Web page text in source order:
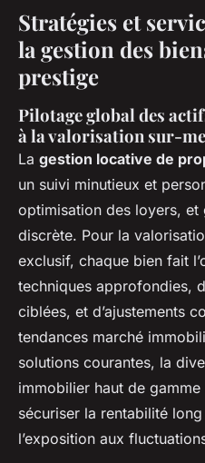
Stratégies et
la gestion des
prestige
Pilotage global des
à la valorisation sur-
La gestion locative de
un suivi minutieux et
optimisation des loyers, et
discrète. Pour la
exclusif, chaque bien fait
techniques approfondies,
ciblées, et d’ajustements
tendances marché
solutions courantes, la
immobilier haut de
sécuriser la rentabilité
l’exposition aux